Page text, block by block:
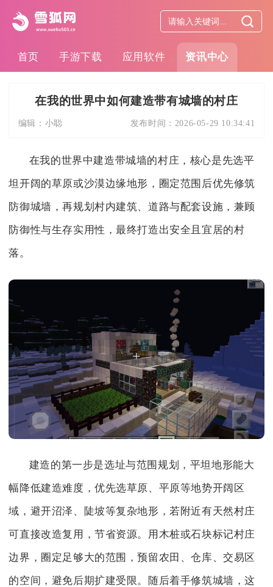
首页 手游下载 应用软件 资讯中心
在我的世界中如何建造带有城墙的村庄
编辑： 小聪 发布时间： 2026-05-29 10:34:41
在我的世界中建造带城墙的村庄，核心是先选平
坦开阔的草原或沙漠边缘地形，圈定范围后优先修筑
防御城墙，再规划村内建筑、道路与配套设施，兼顾
防御性与生存实用性，最终打造出安全且宜居的村
落。
建造的第一步是选址与范围规划，平坦地形能大
幅降低建造难度，优先选草原、平原等地势开阔区
域，避开沼泽、陡坡等复杂地形，若附近有天然村庄
可直接改造复用，节省资源。用木桩或石块标记村庄
边界，圈定足够大的范围，预留农田、仓库、交易区
的空间，避免后期扩建受限。随后着手修筑城墙，这